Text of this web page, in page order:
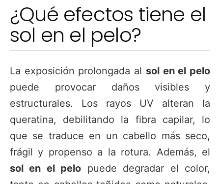
¿Qué efectos tiene el
sol en el pelo?
La exposición prolongada al sol en el pelo
puede provocar daños visibles y
estructurales. Los rayos UV alteran la
queratina, debilitando la fibra capilar, lo
que se traduce en un cabello más seco,
frágil y propenso a la rotura. Además, el
sol en el pelo puede degradar el color,